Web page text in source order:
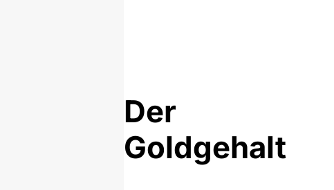
Der
Goldgehalt